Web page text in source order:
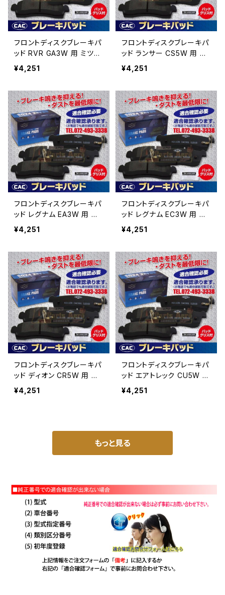
フロントディスクブレーキパ
ッド RVR GA3W 用 ミツビ
シ ブレーキパッド左右
（ＣＡＣ）/専用グリス付 PA
¥4,251
フロントディスクブレーキパ
ッド ランサー CS5W 用 ミ
ツビシ ブレーキパッド左
右 （ＣＡＣ）/専用グリス
¥4,251
フロントディスクブレーキパ
ッド レグナム EA3W 用 ミ
ツビシ ブレーキパッド左
右 （ＣＡＣ）/専用グリス
¥4,251
フロントディスクブレーキパ
ッド レグナム EC3W 用 ミ
ツビシ ブレーキパッド左
右 （ＣＡＣ）/専用グリス
¥4,251
フロントディスクブレーキパ
ッド ディオン CR5W 用 ミ
ツビシ ブレーキパッド左
右 （ＣＡＣ）/専用グリス
¥4,251
フロントディスクブレーキパ
ッド エアトレック CU5W 用
ミツビシ ブレーキパッド
左右 （ＣＡＣ）/専用グリス
¥4,251
もっと見る